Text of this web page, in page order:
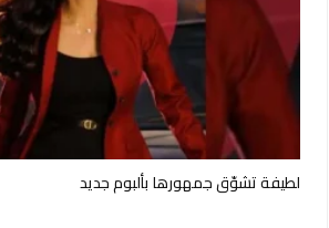
لطيفة تشوّق جمهورها بألبوم جديد